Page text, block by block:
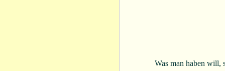
Was man haben will,